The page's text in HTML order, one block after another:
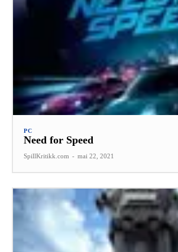
PC
Need for Speed
SpillKritikk.com - mai 22, 2021